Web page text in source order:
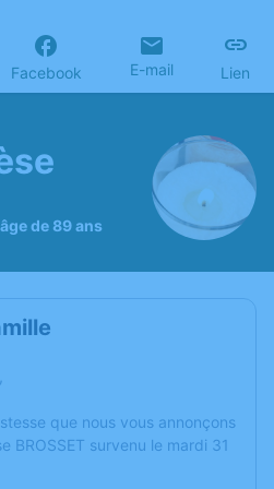
Facebook E-mail Lien
de 89 ans
que nous vous annonçons
BROSSET survenu le mardi 31